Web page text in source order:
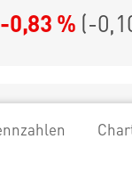
-0,83 % (-